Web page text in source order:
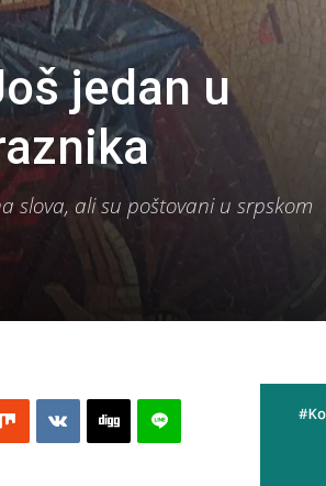
jedan u
slova, ali su poštovani u srpskom